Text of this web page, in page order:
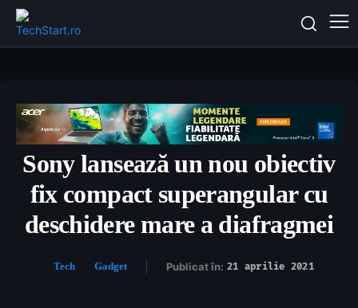
Sony lansează un nou obiectiv
fix compact superangular cu
deschidere mare a diafragmei
Tech Gadget Publicat în: 21 aprilie 2021